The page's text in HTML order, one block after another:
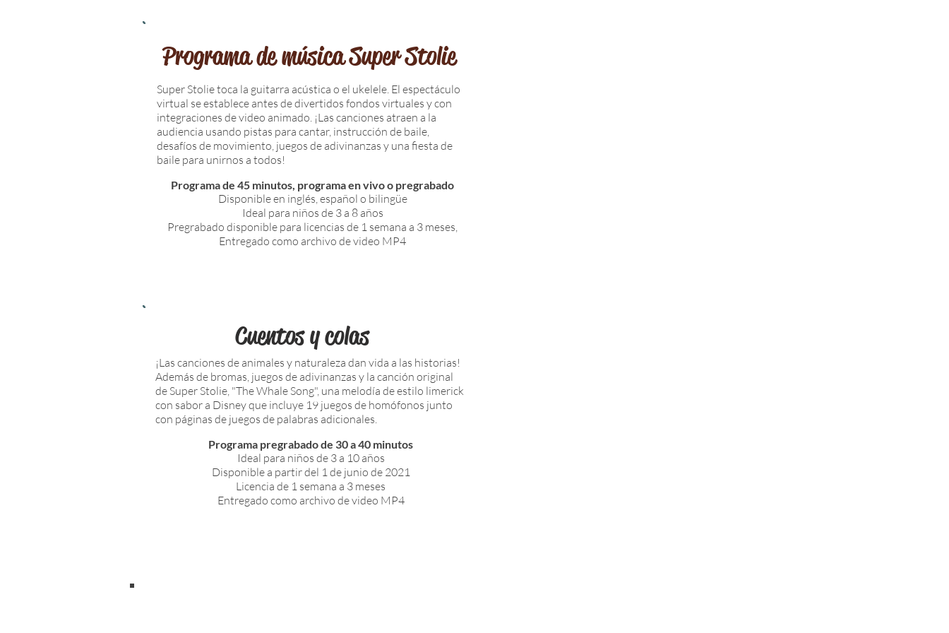
Programa de música Super Stolie
Super Stolie toca la guitarra acústica o el ukelele. El espectáculo
virtual se establece antes de divertidos fondos virtuales y con
integraciones de video animado. ¡Las canciones atraen a la
audiencia usando pistas para cantar, instrucción de baile,
desafíos de movimiento, juegos de adivinanzas y una fiesta de
baile para unirnos a todos!
Programa de 45 minutos, programa envivo o pregrabado
Disponible en inglés, español o bilingüe
Ideal para niños de 3 a 8 años
Pregrabado disponible para licencias de 1 semana a 3 meses,
Entregado como archivo de video MP4
Cuentos y colas
¡Las canciones de animales y naturaleza dan vida a las historias!
Además de bromas, juegos de adivinanzas y la canción original
de Super Stolie, "The Whale Song", una melodía de estilo limerick
con sabor a Disney que incluye 19 juegos de homófonos junto
con páginas de juegos de palabras adicionales.
Programa pregrabado de 30 a 40 minutos
Ideal para niños de 3 a 10 años
Disponible a partir del 1 de junio de 2021
Licencia de 1 semana a 3 meses
Entregado como archivo de video MP4